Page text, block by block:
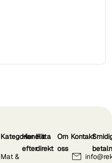
Kategorier
Mat &
Handla
efter
Hitta
direkt
Om
oss
Kontakt